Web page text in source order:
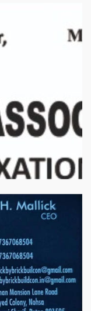
महिलाओं के लिए बेहतर
है जिसके लिये महिलाओं
ताकि उन्हें अपनी